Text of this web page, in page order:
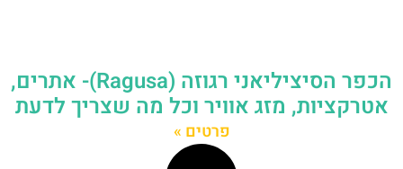
הכפר הסיציליאני רגוזה (Ragusa)- אתרים,
אטרקציות, מזג אוויר וכל מה שצריך לדעת
פרטים »